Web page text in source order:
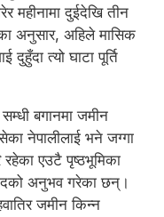
महीनामा दुईदेखि तीन
अनुसार, अहिले मासिक
त्यो घाटा पूर्ति
बगानमा जमीन
नेपालीलाई भने जग्गा
रहेका एउटै पृष्ठभूमिका
अनुभव गरेका छन्।
जमीन किन्न